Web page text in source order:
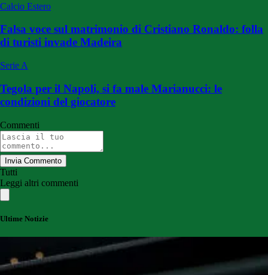
Calcio Estero
Falsa voce sul matrimonio di Cristiano Ronaldo: folla
di turisti invade Madeira
Serie A
Tegola per il Napoli, si fa male Marianucci: le
condizioni del giocatore
Commenti
Invia Commento
Tutti
Leggi altri commenti
Ultime Notizie